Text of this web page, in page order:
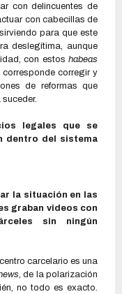
con delincuentes de
con cabecillas de
para que este
deslegítima, aunque
con estos habeas
corregir y
de reformas que
legales que se
dentro del sistema
la situación en las
graban videos con
sin ningún
carcelario es una
, de la polarización
no todo es exacto.